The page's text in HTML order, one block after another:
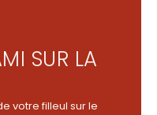
SUR LA
votre filleul sur le